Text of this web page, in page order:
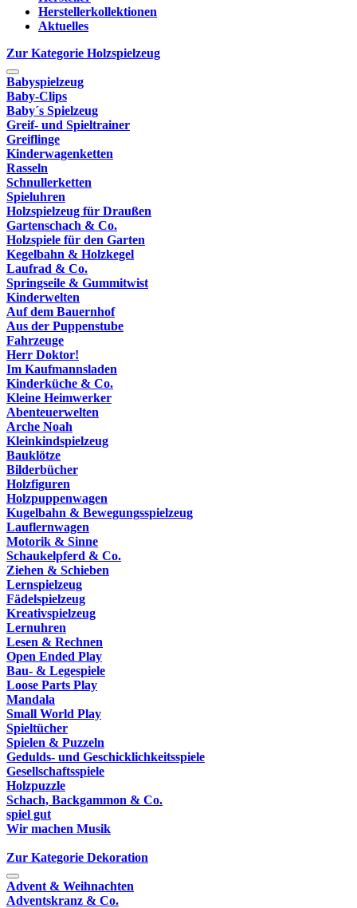
Herstellerkollektionen
Aktuelles
Zur Kategorie Holzspielzeug
Babyspielzeug
Baby-Clips
Baby´s Spielzeug
Greif- und Spieltrainer
Greiflinge
Kinderwagenketten
Rasseln
Schnullerketten
Spieluhren
Holzspielzeug für Draußen
Gartenschach & Co.
Holzspiele für den Garten
Kegelbahn & Holzkegel
Laufrad & Co.
Springseile & Gummitwist
Kinderwelten
Auf dem Bauernhof
Aus der Puppenstube
Fahrzeuge
Herr Doktor!
Im Kaufmannsladen
Kinderküche & Co.
Kleine Heimwerker
Abenteuerwelten
Arche Noah
Kleinkindspielzeug
Bauklötze
Bilderbücher
Holzfiguren
Holzpuppenwagen
Kugelbahn & Bewegungsspielzeug
Lauflernwagen
Motorik & Sinne
Schaukelpferd & Co.
Ziehen & Schieben
Lernspielzeug
Fädelspielzeug
Kreativspielzeug
Lernuhren
Lesen & Rechnen
Open Ended Play
Bau- & Legespiele
Loose Parts Play
Mandala
Small World Play
Spieltücher
Spielen & Puzzeln
Gedulds- und Geschicklichkeitsspiele
Gesellschaftsspiele
Holzpuzzle
Schach, Backgammon & Co.
spiel gut
Wir machen Musik
Zur Kategorie Dekoration
Advent & Weihnachten
Adventskranz & Co.